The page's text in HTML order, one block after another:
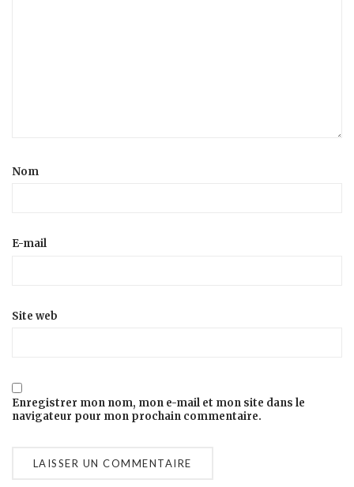
Nom
E-mail
Site web
Enregistrer mon nom, mon e-mail et mon site dans le
navigateur pour mon prochain commentaire.